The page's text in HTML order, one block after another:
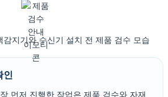
인
먼저 진행한 작업은 제품 검수와 자재